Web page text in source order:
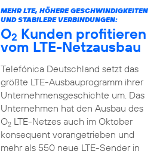
MEHR LTE, HÖHERE GESCHWINDIGKEITEN
UND STABILERE VERBINDUNGEN:
O2 Kunden profitieren
vom LTE-Netzausbau
Telefónica Deutschland setzt das
größte LTE-Ausbauprogramm ihrer
Unternehmensgeschichte um. Das
Unternehmen hat den Ausbau des
O2LTE-Netzes auch im Oktober
konsequent vorangetrieben und
mehr als 550 neue LTE-Sender in